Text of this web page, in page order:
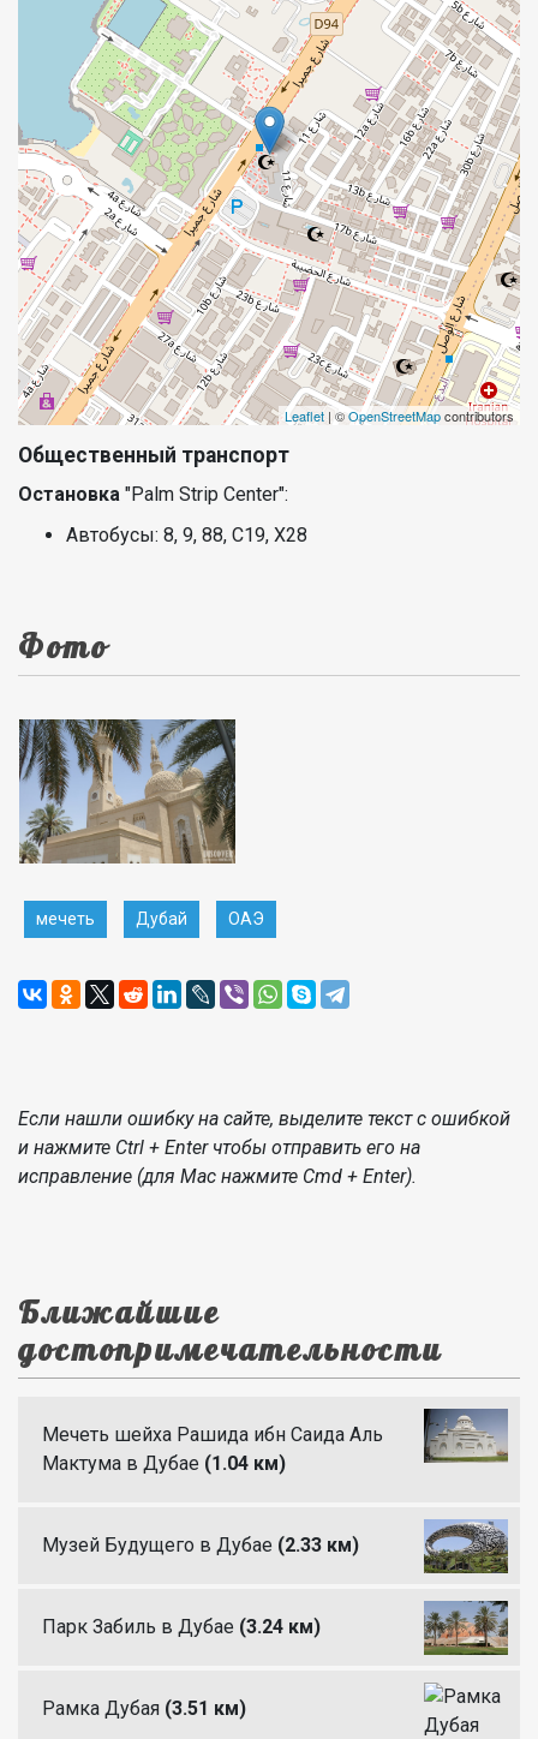
Leaflet | ©OpenStreetMapcontributors
Общественный транспорт
Остановка "Palm Strip Center":
Автобусы: 8, 9, 88, C19, X28
Фото
мечеть Дубай ОАЭ
Если нашли ошибку на сайте, выделите текст с ошибкой
и нажмите Ctrl + Enter чтобы отправить его на
исправление (для Mac нажмите Cmd + Enter).
Ближайшие
достопримечательности
Мечеть шейха Рашида ибн Саида Аль
Мактума в Дубае (1.04 км)
Музей Будущего в Дубае (2.33 км)
Парк Забиль в Дубае (3.24 км)
Рамка Дубая (3.51 км)